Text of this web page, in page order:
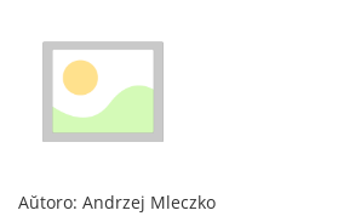
Aŭtoro: Andrzej Mleczko